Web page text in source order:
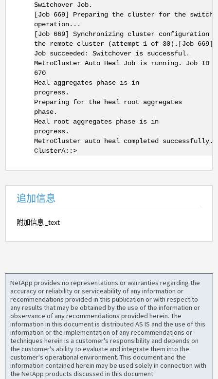
Switchover Job.
[Job 669] Preparing the cluster for the
operation...
[Job 669] Synchronizing cluster configuration
the remote cluster (attempt 1 of 30).[Job 669]
Job succeeded: Switchover is successful.
MetroCluster Auto Heal Job is running. Job ID
670
Heal aggregates phase is in
Preparing for the heal root aggregates
phase.
Heal root aggregates phase is in
progress.
MetroCluster auto heal completed successfully.
ClusterA::>
追加信息
附加信息 _text
NetApp provides no representations or warranties regarding the
accuracy or reliability or serviceability of any information or
recommendations provided in this publication or with respect to
any results that may be obtained by the use of the information or
observance of any recommendations provided herein. The
information in this document is distributed AS IS and the use of this
information or the implementation of any recommendations or
techniques herein is a customer's responsibility and depends on
the customer's ability to evaluate and integrate them into the
customer's operational environment. This document and the
information contained herein may be used solely in connection with
the NetApp products discussed in this document.